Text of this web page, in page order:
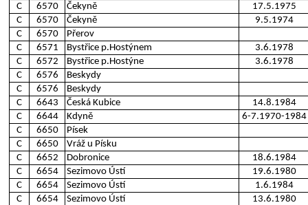
C
6570 Čekyně
17.5.1975
C
6570 Čekyně
9.5.1974
C
6570
Přerov
C
6571 Bystřice p.Hostýnem
3.6.1978
C
6572 Bystřice p.Hostýne
3.6.1978
C
6576
Beskydy
C
6576
Beskydy
C
6643 Česká Kubice
14.8.1984
C
6644 Kdyně
6-7.1970-1984
C
6650
Písek
C
6650
Vráž u Písku
C
6652 Dobronice
18.6.1984
C
6654 Sezimovo Ústí
19.6.1980
C
6654 Sezimovo Ústí
1.6.1984
C
6654 Sezimovo Ústí
13.6.1980